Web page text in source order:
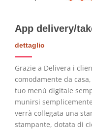
App delivery/
dettaglio
Grazie a Delivera i
comodamente da
tuo menù digitale
munirsi
verrà collegata una
stampante, dotata di